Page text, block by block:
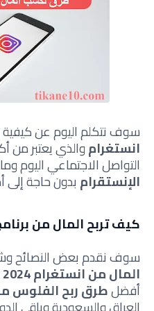
سوف نتكلم اليوم عن كيفية
انستغراموالذي يعتبر من
التواصل الاجتماعي اليوم
الإنستقرام بدون حاجة
كيف تربح المال من
سوف نقدم بعض النصائح
المال من انستغرام 2024
أفضلطرق ربح الفلوس